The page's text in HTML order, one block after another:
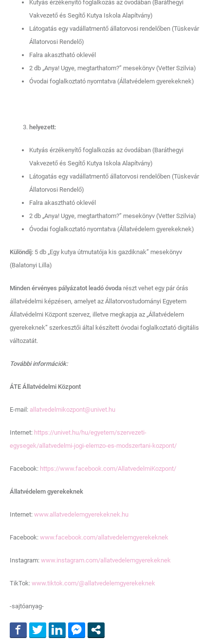
Kutyás érzékenyítő foglalkozás az óvodában (Baráthegyi
Vakvezető és Segítő Kutya Iskola Alapítvány)
Látogatás egy vadállatmentő állatorvosi rendelőben (Tüskevár
Állatorvosi Rendelő)
Falra akasztható oklevél
2 db „Anya! Ugye, megtarthatom?” mesekönyv (Vetter Szilvia)
Óvodai foglalkoztató nyomtatva (Állatvédelem gyerekeknek)
helyezett:
Kutyás érzékenyítő foglalkozás az óvodában (Baráthegyi
Vakvezető és Segítő Kutya Iskola Alapítvány)
Látogatás egy vadállatmentő állatorvosi rendelőben (Tüskevár
Állatorvosi Rendelő)
Falra akasztható oklevél
2 db „Anya! Ugye, megtarthatom?” mesekönyv (Vetter Szilvia)
Óvodai foglalkoztató nyomtatva (Állatvédelem gyerekeknek)
Különdíj: 5 db „Egy kutya útmutatója kis gazdiknak” mesekönyv
(Balatonyi Lilla)
Minden érvényes pályázatot leadó óvoda részt vehet egy pár órás
állatvédelmi képzésen, amelyet az Állatorvostudományi Egyetem
Állatvédelmi Központ szervez, illetve megkapja az „Állatvédelem
gyerekeknek” szerkesztői által készített óvodai foglalkoztató digitális
változatát.
További információk:
ÁTE Állatvédelmi Központ
E-mail: allatvedelmikozpont@univet.hu
Internet: https://univet.hu/hu/egyetem/szervezeti-
egysegek/allatvedelmi-jogi-elemzo-es-modszertani-kozpont/
Facebook: https://www.facebook.com/AllatvedelmiKozpont/
Állatvédelem gyerekeknek
Internet: www.allatvedelemgyerekeknek.hu
Facebook: www.facebook.com/allatvedelemgyerekeknek
Instagram: www.instagram.com/allatvedelemgyerekeknek
TikTok: www.tiktok.com/@allatvedelemgyerekeknek
-sajtóanyag-